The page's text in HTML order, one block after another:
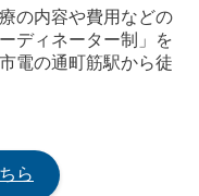
の内容や費用などの
ディネーター制」を
電の通町筋駅から徒
ら